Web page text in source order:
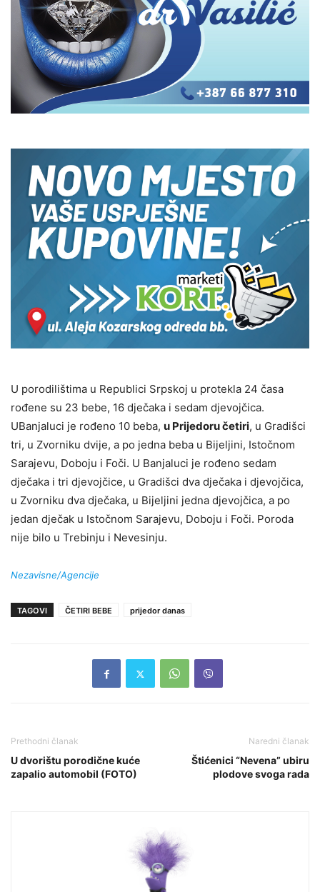
U porodilištima u Republici Srpskoj u protekla 24 časa
rođene su 23 bebe, 16 dječaka i sedam djevojčica.
UBanjaluci je rođeno 10 beba, u Prijedoru četiri, u Gradišci
tri, u Zvorniku dvije, a po jedna beba u Bijeljini, Istočnom
Sarajevu, Doboju i Foči. U Banjaluci je rođeno sedam
dječaka i tri djevojčice, u Gradišci dva dječaka i djevojčica,
u Zvorniku dva dječaka, u Bijeljini jedna djevojčica, a po
jedan dječak u Istočnom Sarajevu, Doboju i Foči. Poroda
nije bilo u Trebinju i Nevesinju.
Nezavisne/Agencije
TAGOVI ČETIRI BEBE prijedor danas
Prethodni članak
U dvorištu porodične kuće
zapalio automobil (FOTO)
Naredni članak
Štićenici “Nevena” ubiru
plodove svoga rada